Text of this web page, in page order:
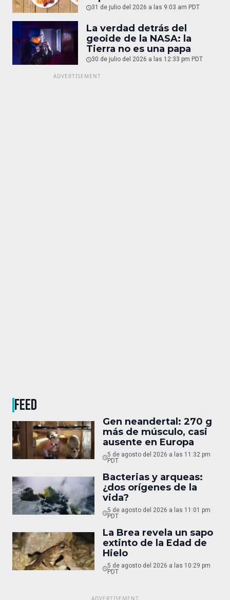
31 de julio del 2026 a las 9:03 am PDT
La verdad detrás del
geoide de la NASA: la
Tierra no es una papa
30 de julio del 2026 a las 12:33 pm PDT
FEED
Gen neandertal: 270 g
más de músculo, casi
ausente en Europa
5 de agosto del 2026 a las 11:32 pm
PDT
Bacterias y arqueas:
¿dos orígenes de la
vida?
5 de agosto del 2026 a las 11:01 pm
PDT
La Brea revela un sapo
extinto de la Edad de
Hielo
5 de agosto del 2026 a las 10:29 pm
PDT